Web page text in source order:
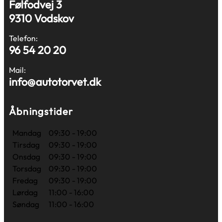
Følfodvej 3
9310 Vodskov
Telefon:
96 54 20 20
Mail:
info@autotorvet.dk
Åbningstider
Mandag
09:30 - 19:00
Tirsdag
09:30 - 19:00
Onsdag
09:30 - 19:00
Torsdag
09:30 - 19:00
Fredag
09:30 - 19:00
Lørdag
11:00 - 16:00
Søndag
11:00 - 16:00